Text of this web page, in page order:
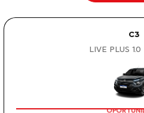
C3
LIVE PLUS